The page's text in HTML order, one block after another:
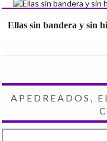
Ellas sin bandera y sin
APEDREADOS,